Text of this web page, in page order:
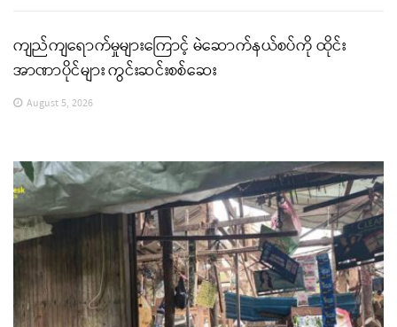
ကျည်ကျရောက်မှုများကြောင့် မဲဆောက်နယ်စပ်ကို ထိုင်း
အာဏာပိုင်များ ကွင်းဆင်းစစ်ဆေး
August 5, 2026